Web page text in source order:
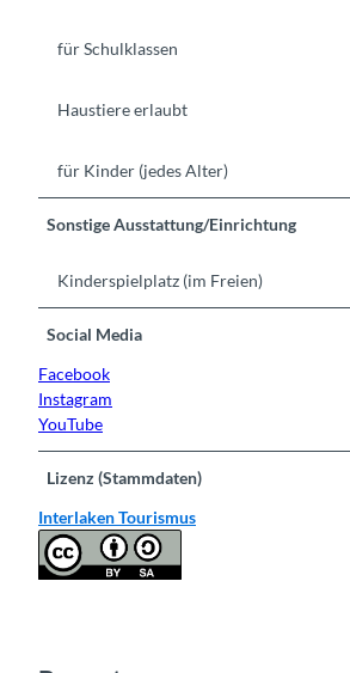
für Schulklassen
Haustiere erlaubt
für Kinder (jedes Alter)
Sonstige Ausstattung/Einrichtung
Kinderspielplatz (im Freien)
Social Media
Facebook
Instagram
YouTube
Lizenz (Stammdaten)
Interlaken Tourismus